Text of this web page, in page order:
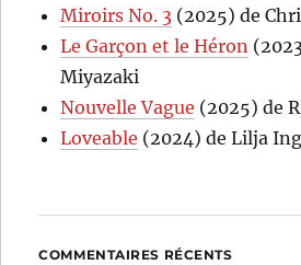
Miroirs No. 3 (2025) de
Le Garçon et le Héron
Miyazaki
Nouvelle Vague (2025) de
Loveable (2024) de Lilja
COMMENTAIRES RÉCENTS